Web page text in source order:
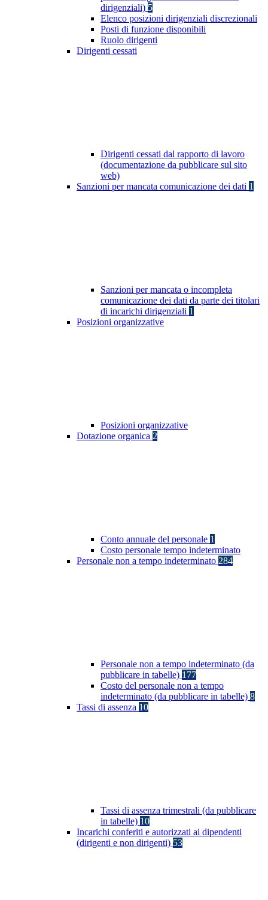
dirigenziali) 5
Elenco posizioni dirigenziali discrezionali
Posti di funzione disponibili
Ruolo dirigenti
Dirigenti cessati
Dirigenti cessati dal rapporto di lavoro
(documentazione da pubblicare sul sito
web)
Sanzioni per mancata comunicazione dei dati 1
Sanzioni per mancata o incompleta
comunicazione dei dati da parte dei titolari
di incarichi dirigenziali 1
Posizioni organizzative
Posizioni organizzative
Dotazione organica 2
Conto annuale del personale 1
Costo personale tempo indeterminato
Personale non a tempo indeterminato 284
Personale non a tempo indeterminato (da
pubblicare in tabelle) 177
Costo del personale non a tempo
indeterminato (da pubblicare in tabelle) 8
Tassi di assenza 10
Tassi di assenza trimestrali (da pubblicare
in tabelle) 10
Incarichi conferiti e autorizzati ai dipendenti
(dirigenti e non dirigenti) 53